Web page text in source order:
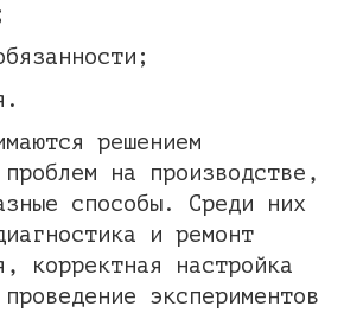
решением
проблем на производстве,
способы. Среди них
и ремонт
корректная настройка
экспериментов